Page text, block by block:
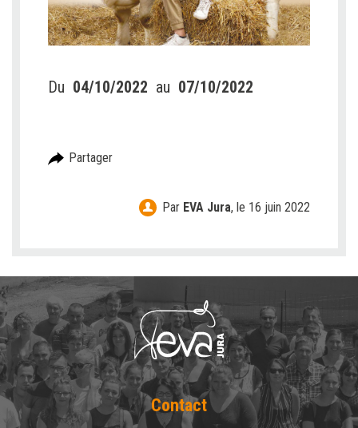
Du 04/10/2022 au 07/10/2022
Partager
Par EVA Jura, le 16 juin 2022
Contact